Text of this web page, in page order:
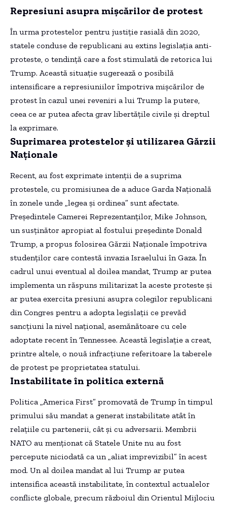
Represiuni asupra mișcărilor de protest
În urma protestelor pentru justiție rasială din 2020,
statele conduse de republicani au extins legislația anti-
proteste, o tendință care a fost stimulată de retorica lui
Trump. Această situație sugerează o posibilă
intensificare a represiuniilor împotriva mișcărilor de
protest în cazul unei reveniri a lui Trump la putere,
ceea ce ar putea afecta grav libertățile civile și dreptul
la exprimare.
Suprimarea protestelor și utilizarea Gărzii
Naționale
Recent, au fost exprimate intenții de a suprima
protestele, cu promisiunea de a aduce Garda Națională
în zonele unde „legea și ordinea” sunt afectate.
Președintele Camerei Reprezentanților, Mike Johnson,
un susținător apropiat al fostului președinte Donald
Trump, a propus folosirea Gărzii Naționale împotriva
studenților care contestă invazia Israelului în Gaza. În
cadrul unui eventual al doilea mandat, Trump ar putea
implementa un răspuns militarizat la aceste proteste și
ar putea exercita presiuni asupra colegilor republicani
din Congres pentru a adopta legislații ce prevăd
sancțiuni la nivel național, asemănătoare cu cele
adoptate recent în Tennessee. Această legislație a creat,
printre altele, o nouă infracțiune referitoare la taberele
de protest pe proprietatea statului.
Instabilitate în politica externă
Politica „America First” promovată de Trump în timpul
primului său mandat a generat instabilitate atât în
relațiile cu partenerii, cât și cu adversarii. Membrii
NATO au menționat că Statele Unite nu au fost
percepute niciodată ca un „aliat imprevizibil” în acest
mod. Un al doilea mandat al lui Trump ar putea
intensifica această instabilitate, în contextul actualelor
conflicte globale, precum războiul din Orientul Mijlociu